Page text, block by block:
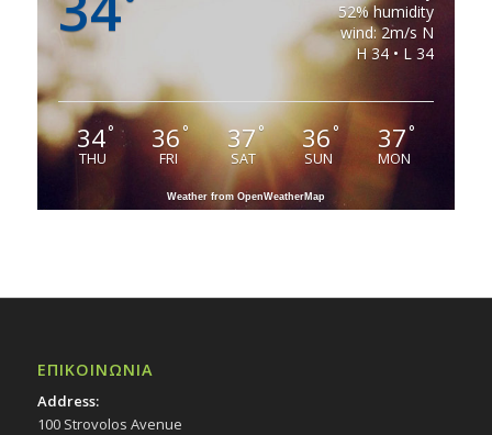
52% humidity
wind: 2m/s N
H 34 • L 34
34°
THU
36°
FRI
37°
SAT
36°
SUN
37°
MON
Weather from OpenWeatherMap
ΕΠΙΚΟΙΝΩΝΙΑ
Address:
100 Strovolos Avenue